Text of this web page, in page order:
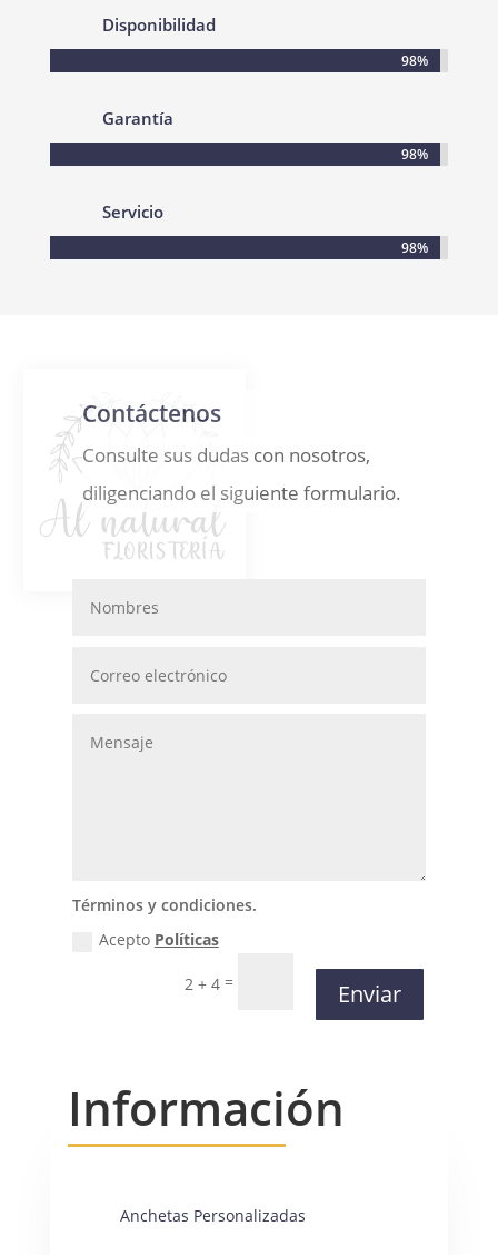
Disponibilidad
98%
98%
Garantía
98%
98%
Servicio
98%
98%
Contáctenos
Consulte sus dudas con nosotros,
diligenciando el siguiente formulario.
Términos y condiciones.
Acepto Políticas
2 + 4 = Enviar
Información
Anchetas Personalizadas